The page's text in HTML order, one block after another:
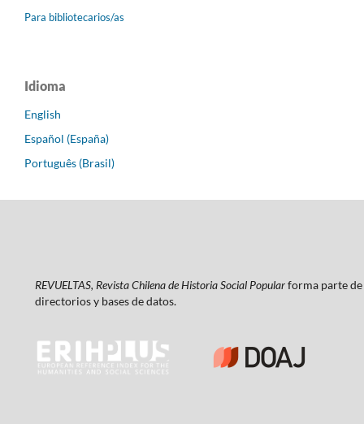
Para bibliotecarios/as
Idioma
English
Español (España)
Português (Brasil)
REVUELTAS, Revista Chilena de Historia Social Popularforma parte de
directorios y bases de datos.